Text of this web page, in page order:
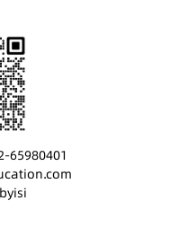
65980401